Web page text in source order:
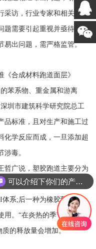
采访，行业专家和相关部门
题需要引起重视并亟待规
易出问题，需严格监管。
合成材料跑道面层》
苯系物、重金属和游离
圳市建筑科学研究院总工
品标准，且对生产和施工过
化学反应而成，一旦添加超
毒。
广说，塑胶跑道主要分为
统和预先备制的卷材四种
系;后一种为橡胶预制体
用。“在炎热的季节和地
的释放量会增加。”
可以介绍下你们的产品么